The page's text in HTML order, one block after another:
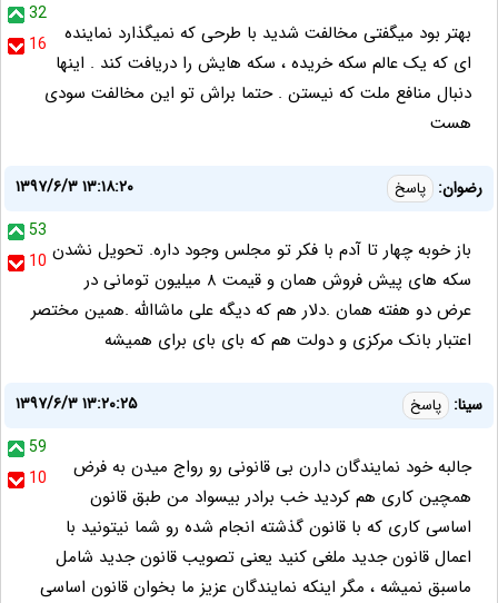
32
16
بهتر بود میگفتی مخالفت شدید با طرحی که نمیگذارد نماینده
ای که یک عالم سکه خریده ، سکه هایش را دریافت کند . اینها
دنبال منافع ملت که نیستن . حتما براش تو این مخالفت سودی
هست
رضوان: پاسخ
۱۳۹۷/۶/۳ ۱۳:۱۸:۲۰
53
10 باز خوبه چهار تا آدم با فکر تو مجلس وجود داره. تحویل نشدن
سکه های پیش فروش همان و قیمت ۸ میلیون تومانی در
عرض دو هفته همان .دلار هم که دیگه علی ماشاالله .همین مختصر
اعتبار بانک مرکزی و دولت هم که بای بای برای همیشه
سینا: پاسخ
۱۳۹۷/۶/۳ ۱۳:۲۰:۲۵
59
10
جالبه خود نمایندگان دارن بی قانونی رو رواج میدن به فرض
همچین کاری هم کردید خب برادر بیسواد من طبق قانون
اساسی کاری که با قانون گذشته انجام شده رو شما نیتونید با
اعمال قانون جدید ملغی کنید یعنی تصویب قانون جدید شامل
ماسبق نمیشه ، مگر اینکه نمایندگان عزیز ما بخوان قانون اساسی